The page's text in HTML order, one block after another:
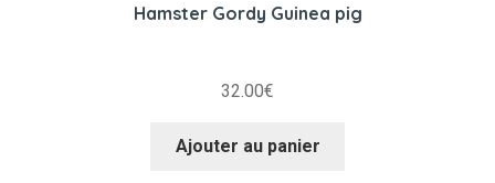
Hamster Gordy Guinea pig
32.00€
Ajouter au panier